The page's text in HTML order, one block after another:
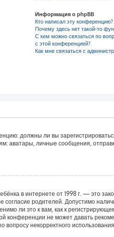
Информация о phpBB
Кто написал эту конференцию?
Почему здесь нет такой-то
С кем можно связаться по
с этой конференцией?
Как мне связаться с
должны ли вы
личные сообщения,
в интернете от 1998 г. — это
родителей. Допустимо
ли это к вам, как к
конференции не может давать
некорректного